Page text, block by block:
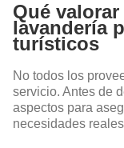
Qué
lavandería
turísticos
No todos los
servicio. Antes de
aspectos para
necesidades